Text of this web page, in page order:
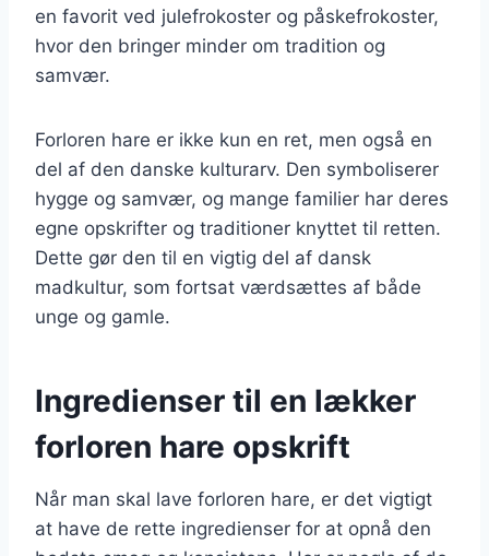
en favorit ved julefrokoster og påskefrokoster,
hvor den bringer minder om tradition og
samvær.
Forloren hare er ikke kun en ret, men også en
del af den danske kulturarv. Den symboliserer
hygge og samvær, og mange familier har deres
egne opskrifter og traditioner knyttet til retten.
Dette gør den til en vigtig del af dansk
madkultur, som fortsat værdsættes af både
unge og gamle.
Ingredienser til en lækker
forloren hare opskrift
Når man skal lave forloren hare, er det vigtigt
at have de rette ingredienser for at opnå den